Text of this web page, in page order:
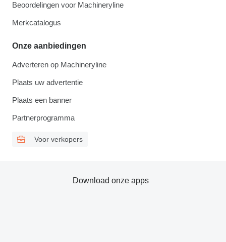
Beoordelingen voor Machineryline
Merkcatalogus
Onze aanbiedingen
Adverteren op Machineryline
Plaats uw advertentie
Plaats een banner
Partnerprogramma
Voor verkopers
Download onze apps